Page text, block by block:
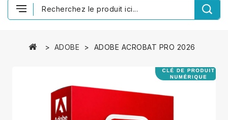
ADOBE ADOBE ACROBAT PRO 2026